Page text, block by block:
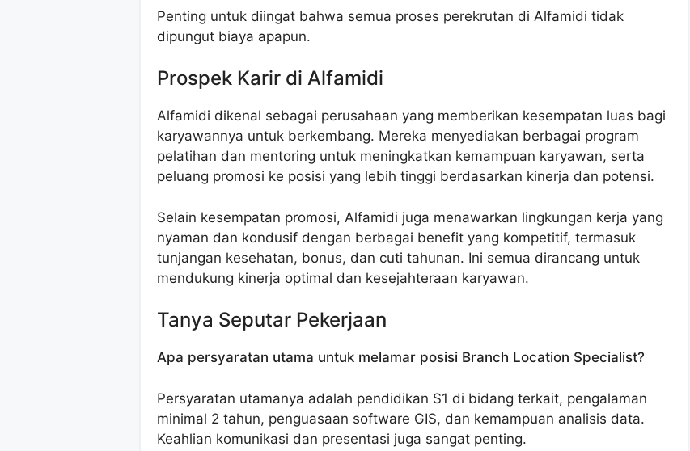
Penting untuk diingat bahwa semua proses perekrutan di Alfamidi tidak
dipungut biaya apapun.
Prospek Karir di Alfamidi
Alfamidi dikenal sebagai perusahaan yang memberikan kesempatan luas bagi
karyawannya untuk berkembang. Mereka menyediakan berbagai program
pelatihan dan mentoring untuk meningkatkan kemampuan karyawan, serta
peluang promosi ke posisi yang lebih tinggi berdasarkan kinerja dan potensi.
Selain kesempatan promosi, Alfamidi juga menawarkan lingkungan kerja yang
nyaman dan kondusif dengan berbagai benefit yang kompetitif, termasuk
tunjangan kesehatan, bonus, dan cuti tahunan. Ini semua dirancang untuk
mendukung kinerja optimal dan kesejahteraan karyawan.
Tanya Seputar Pekerjaan
Apa persyaratan utama untuk melamar posisi Branch Location Specialist?
Persyaratan utamanya adalah pendidikan S1 di bidang terkait, pengalaman
minimal 2 tahun, penguasaan software GIS, dan kemampuan analisis data.
Keahlian komunikasi dan presentasi juga sangat penting.